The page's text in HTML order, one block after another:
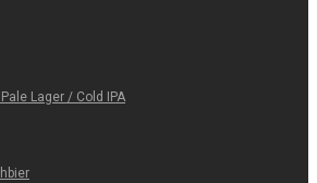
Pale Lager / Cold IPA